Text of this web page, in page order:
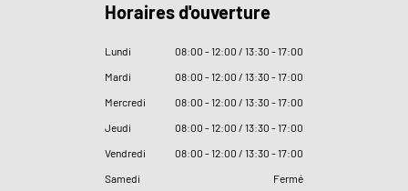
Horaires d'ouverture
Lundi 08:00 - 12:00 / 13:30 - 17:00
Mardi
08:00 - 12:00 / 13:30 - 17:00
Mercredi
08:00 - 12:00 / 13:30 - 17:00
Jeudi
08:00 - 12:00 / 13:30 - 17:00
Vendredi
08:00 - 12:00 / 13:30 - 17:00
Samedi
Fermé